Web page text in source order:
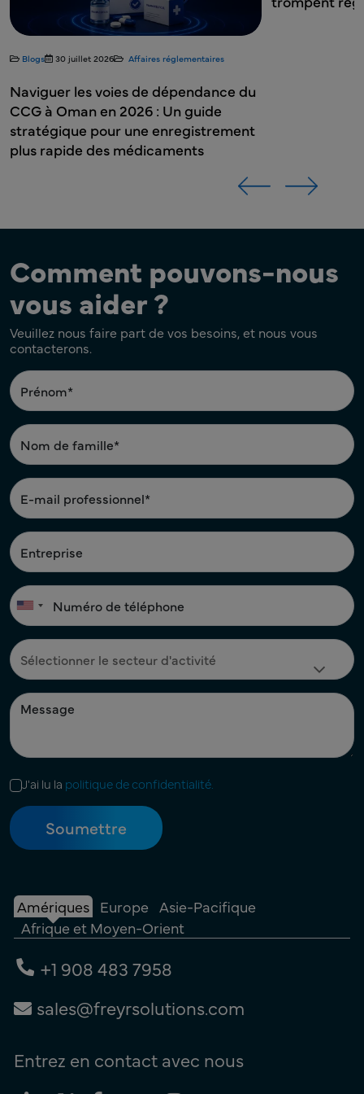
Lynne McGrath
Lynne McGrath
Consultant en réglementation
Comment pouvons-nous
vous aider ?
Veuillez nous faire part de vos besoins, et nous vous
contacterons.
J'ai lu la politique de confidentialité.
Amériques Europe Asie-Pacifique
Afrique et Moyen-Orient
+1 908 483 7958
sales@freyrsolutions.com
Entrez en contact avec nous